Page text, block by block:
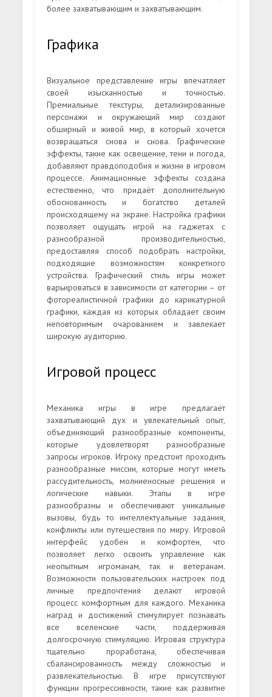
более захватывающим и захватывающим.
Графика
Визуальное представление игры впечатляет
своей изысканностью и точностью.
Премиальные текстуры, детализированные
персонажи и окружающий мир создают
обширный и живой мир, в который хочется
возвращаться снова и снова. Графические
эффекты, такие как освещение, тени и погода,
добавляют правдоподобия и жизни в игровом
процессе. Анимационные эффекты создана
естественно, что придаёт дополнительную
обоснованность и богатство деталей
происходящему на экране. Настройка графики
позволяет ощущать игрой на гаджетах с
разнообразной производительностью,
предоставляя способ подобрать настройки,
подходящие возможностям конкретного
устройства. Графический стиль игры может
варьироваться в зависимости от категории – от
фотореалистичной графики до карикатурной
графики, каждая из которых обладает своим
неповторимым очарованием и завлекает
широкую аудиторию.
Игровой процесс
Механика игры в игре предлагает
захватывающий дух и увлекательный опыт,
объединяющий разнообразные компоненты,
которые удовлетворят разнообразные
запросы игроков. Игроку предстоит проходить
разнообразные миссии, которые могут иметь
рассудительность, молниеносные решения и
логические навыки. Этапы в игре
разнообразны и обеспечивают уникальные
вызовы, будь то интеллектуальные задания,
конфликты или путешествия по миру. Игровой
интерфейс удобен и комфортен, что
позволяет легко освоить управление как
неопытным игроманам, так и ветеранам.
Возможности пользовательских настроек под
личные предпочтения делают игровой
процесс комфортным для каждого. Механика
наград и достижений стимулирует познавать
все вселенские части, поддерживая
долгосрочную стимуляцию. Игровая структура
тщательно проработана, обеспечивая
сбалансированность между сложностью и
развлекательностью. В игре присутствуют
функции прогрессивности, такие как развитие